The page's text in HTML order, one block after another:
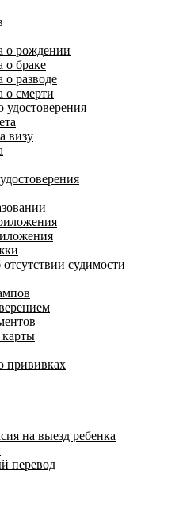
о рождении
о браке
о разводе
о смерти
удостоверения
визу
судимости
прививках
на выезд ребенка
перевод